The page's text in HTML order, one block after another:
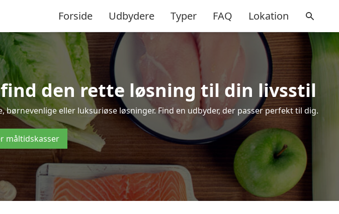
Forside Udbydere Typer FAQ Lokation
find den rette løsning til din livsstil
eller luksuriøse løsninger. Find en udbyder, der passer perfekt til dig.
måltidskasser